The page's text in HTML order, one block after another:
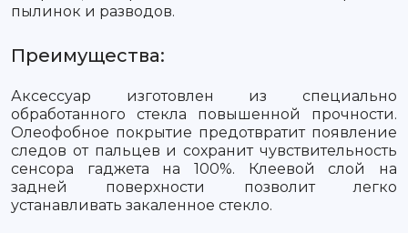
пылинок и разводов.
Преимущества:
Аксессуар изготовлен из специально
обработанного стекла повышенной прочности.
Олеофобное покрытие предотвратит появление
следов от пальцев и сохранит чувствительность
сенсора гаджета на 100%. Клеевой слой на
задней поверхности позволит легко
устанавливать закаленное стекло.